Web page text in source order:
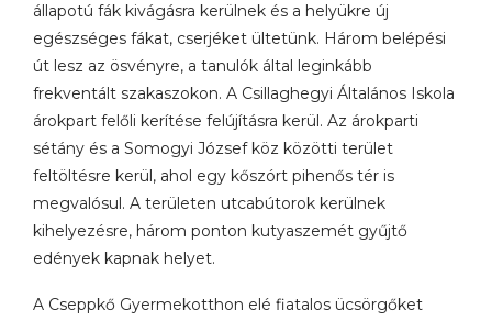
állapotú fák kivágásra kerülnek és a helyükre új
egészséges fákat, cserjéket ültetünk. Három belépési
út lesz az ösvényre, a tanulók által leginkább
frekventált szakaszokon. A Csillaghegyi Általános Iskola
árokpart felőli kerítése felújításra kerül. Az árokparti
sétány és a Somogyi József köz közötti terület
feltöltésre kerül, ahol egy kőszórt pihenős tér is
megvalósul. A területen utcabútorok kerülnek
kihelyezésre, három ponton kutyaszemét gyűjtő
edények kapnak helyet.
A Cseppkő Gyermekotthon elé fiatalos ücsörgőket